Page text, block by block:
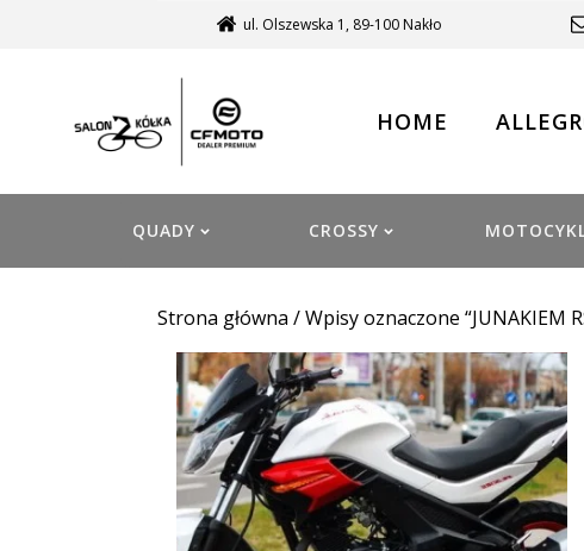
ul. Olszewska 1, 89-100 Nakło
HOME
QUADY CROSSY
Strona główna / Wpisy oznaczone “JUNAKIEM